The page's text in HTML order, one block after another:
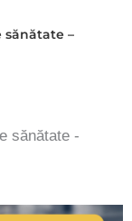
sănătate –
sănătate -